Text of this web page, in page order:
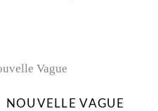
NOUVELLE VAGUE